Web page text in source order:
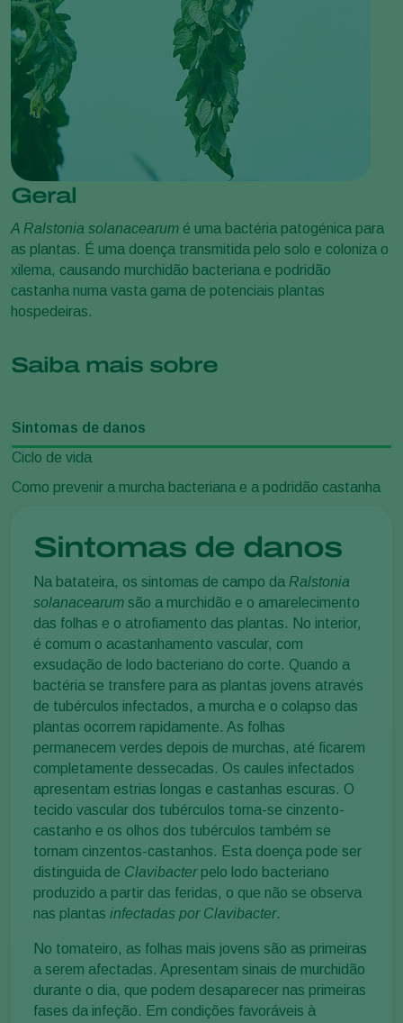
Geral
A Ralstonia solanacearum é uma bactéria patogénica para
as plantas. É uma doença transmitida pelo solo e coloniza o
xilema, causando murchidão bacteriana e podridão
castanha numa vasta gama de potenciais plantas
hospedeiras.
Saiba mais sobre
Sintomas de danos
Ciclo de vida
Como prevenir a murcha bacteriana e a podridão castanha
Sintomas de danos
Na batateira, os sintomas de campo da Ralstonia
solanacearum são a murchidão e o amarelecimento
das folhas e o atrofiamento das plantas. No interior,
é comum o acastanhamento vascular, com
exsudação de lodo bacteriano do corte. Quando a
bactéria se transfere para as plantas jovens através
de tubérculos infectados, a murcha e o colapso das
plantas ocorrem rapidamente. As folhas
permanecem verdes depois de murchas, até ficarem
completamente dessecadas. Os caules infectados
apresentam estrias longas e castanhas escuras. O
tecido vascular dos tubérculos torna-se cinzento-
castanho e os olhos dos tubérculos também se
tornam cinzentos-castanhos. Esta doença pode ser
distinguida de Clavibacterpelo lodo bacteriano
produzido a partir das feridas, o que não se observa
nas plantas infectadas por Clavibacter.
No tomateiro, as folhas mais jovens são as primeiras
a serem afectadas. Apresentam sinais de murchidão
durante o dia, que podem desaparecer nas primeiras
fases da infeção. Em condições favoráveis à